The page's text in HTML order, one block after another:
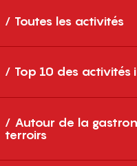
Toutes les activités
Top 10 des activités
Autour de la
terroirs
Cedex